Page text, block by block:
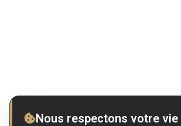
Nous respectons votre vie